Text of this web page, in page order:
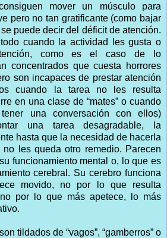
mover un músculo para
pero no tan gratificante (como bajar
puede decir del déficit de atención.
cuando la actividad les gusta o
como es el caso de lo
concentrados que cuesta horrores
son incapaces de prestar atención
cuando la tarea no les resulta
en una clase de “mates” o cuando
una conversación con ellos)
una tarea desagradable, la
hasta que la necesidad de hacerla
les queda otro remedio. Parecen
funcionamiento mental o, lo que es
cerebral. Su cerebro funciona
movido, no por lo que resulta
por lo que más apetece, lo más
tildados de “vagos”, “gamberros” o